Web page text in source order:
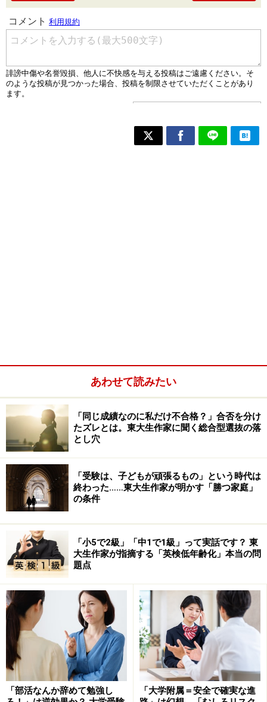
あわせて読みたい
「同じ成績なのに私だけ不合格？」合否を分け
たズレとは。東大生作家に聞く総合型選抜の落
とし穴
「受験は、子どもが頑張るもの」という時代は
終わった……東大生作家が明かす「勝つ家庭」
の条件
「小5で2級」「中1で1級」って実話です？ 東
大生作家が指摘する「英検低年齢化」本当の問
題点
「部活なんか辞めて勉強し
「大学附属＝安全で確実な進